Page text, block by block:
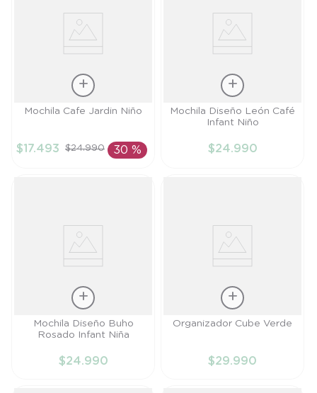
Talla
AÑADIR AL
Mochila Cafe Jardin Niño
$17.493 $24.990 30 %
Talla
Mochila Diseño León Café
Infant Niño
$24.990
TallaMochila Diseño Buho
Rosado Infant Niña
$24.990
Talla
Organizador Cube Verde
$29.990